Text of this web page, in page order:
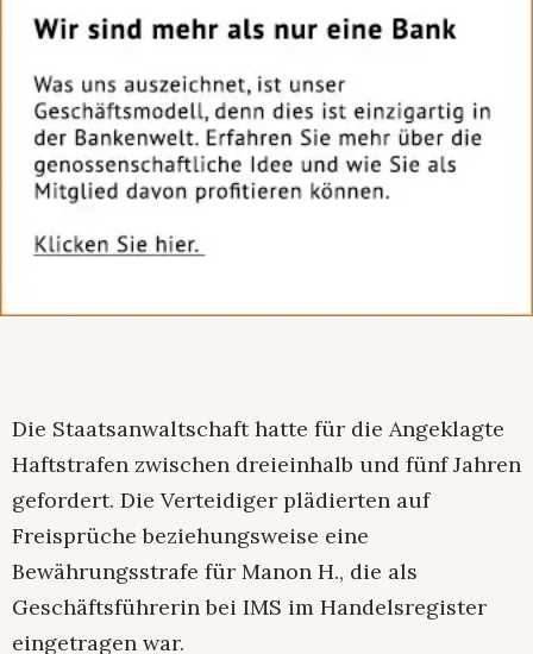
Die Staatsanwaltschaft hatte für die Angeklagte
Haftstrafen zwischen dreieinhalb und fünf Jahren
gefordert. Die Verteidiger plädierten auf
Freisprüche beziehungsweise eine
Bewährungsstrafe für Manon H., die als
Geschäftsführerin bei IMS im Handelsregister
eingetragen war.